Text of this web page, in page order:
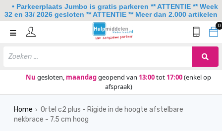
0
Nu gesloten, maandaggeopend van 13:00tot 17:00(enkel op
afspraak)
Home
Keuken
Home › Ortel c2 plus - Rigide in de hoogte afstelbare
nekbrace - 7.5 cm hoog
• Parkeerplaats Jumbo is gratis parkeren ** ATTENTIE ** Week
32 en 33/ 2026 gesloten ** ATTENTIE ** Meer dan 2.000 artikelen